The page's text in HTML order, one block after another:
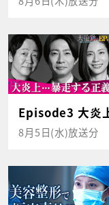
Episode3 大炎
8月5日(水)放送分